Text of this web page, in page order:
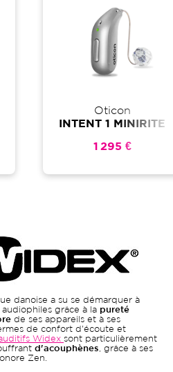
Oticon
INTENT 1 MINIRITE
1 295 €
danoise a su se démarquer à
grâce à la pureté
de ses appareils et à ses
de confort d'écoute et
Widex sont particulièrement
d'acouphènes , grâce à ses
Zen.